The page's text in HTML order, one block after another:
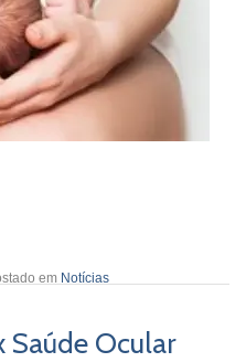
em Notícias
Saúde Ocular